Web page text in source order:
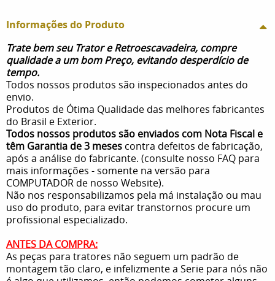
Informações do Produto
Trate bem seu Trator e Retroescavadeira, compre
qualidade a um bom Preço, evitando desperdício de
tempo.
Todos nossos produtos são inspecionados antes do
envio.
Produtos de Ótima Qualidade das melhores fabricantes
do Brasil e Exterior.
Todos nossos produtos são enviados com Nota Fiscal e
têm Garantia de 3 meses contra defeitos de fabricação,
após a análise do fabricante. (consulte nosso FAQ para
mais informações - somente na versão para
COMPUTADOR de nosso Website).
Não nos responsabilizamos pela má instalação ou mau
uso do produto, para evitar transtornos procure um
profissional especializado.
ANTES DA COMPRA:
As peças para tratores não seguem um padrão de
montagem tão claro, e infelizmente a Serie para nós não